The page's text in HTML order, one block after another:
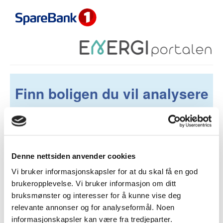
Denne nettsiden anvender cookies
Vi bruker informasjonskapsler for at du skal få en god
brukeropplevelse. Vi bruker informasjon om ditt
bruksmønster og interesser for å kunne vise deg
relevante annonser og for analyseformål. Noen
informasjonskapsler kan være fra tredjeparter.
Finn boligen du vil analysere
Søk på adresse
Finn med GNR/BNR
Definere selv